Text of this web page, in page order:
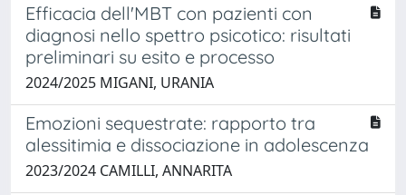
Efficacia dell'MBT con pazienti con
diagnosi nello spettro psicotico: risultati
preliminari su esito e processo
2024/2025 MIGANI, URANIA
Emozioni sequestrate: rapporto tra
alessitimia e dissociazione in adolescenza
2023/2024 CAMILLI, ANNARITA